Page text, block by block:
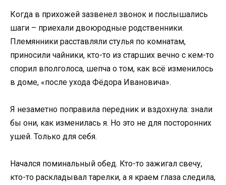
Когда в прихожей зазвенел звонок и послышались
шаги – приехали двоюродные родственники.
Племянники расставляли стулья по комнатам,
приносили чайники, кто-то из старших вечно с кем-то
спорил вполголоса, шепча о том, как всё изменилось
в доме, «после ухода Фёдора Ивановича».
Я незаметно поправила передник и вздохнула: знали
бы они, как изменилась я. Но это не для посторонних
ушей. Только для себя.
Начался поминальный обед. Кто-то зажигал свечу,
кто-то раскладывал тарелки, а я краем глаза следила,